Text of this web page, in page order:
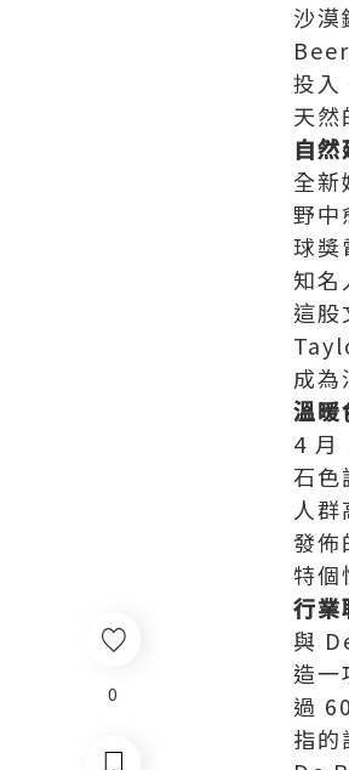
0
沙
投入
天然
自
全
野
球
知名
這
成為
溫暖
4 月
石色
人群
發佈
特個
行業
與
造
過
指